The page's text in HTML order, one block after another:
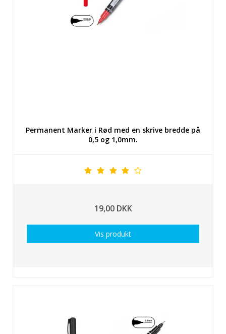
Permanent Marker i Rød med en skrive bredde på
0,5 og 1,0mm.
19,00 DKK
Vis produkt